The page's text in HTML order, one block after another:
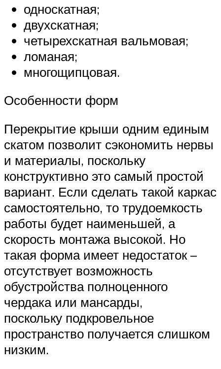
односкатная;
двухскатная;
четырехскатная вальмовая;
ломаная;
многощипцовая.
Особенности форм
Перекрытие крыши одним единым
скатом позволит сэкономить нервы
и материалы, поскольку
конструктивно это самый простой
вариант. Если сделать такой каркас
самостоятельно, то трудоемкость
работы будет наименьшей, а
скорость монтажа высокой. Но
такая форма имеет недостаток –
отсутствует возможность
обустройства полноценного
чердака или мансарды,
поскольку подкровельное
пространство получается слишком
низким.